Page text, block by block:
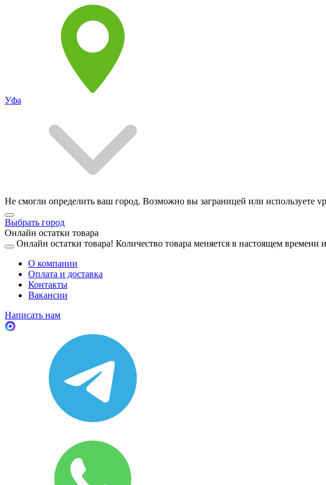
Уфа
Не смогли определить ваш город. Возможно вы заграницей или используете
Выбрать город
Онлайн остатки товара
Онлайн остатки товара! Количество товара меняется в настоящем времени
О компании
Оплата и доставка
Контакты
Вакансии
Написать нам